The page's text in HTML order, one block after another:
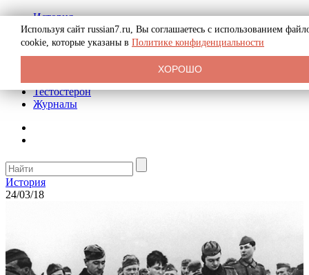
История
Биография
Криминал
Реклама на сайте
Тестостерон
Журналы
История
24/03/18
Используя сайт russian7.ru, Вы соглашаетесь с использованием
cookie, которые указаны в Политике конфиденциальности
ХОРОШО